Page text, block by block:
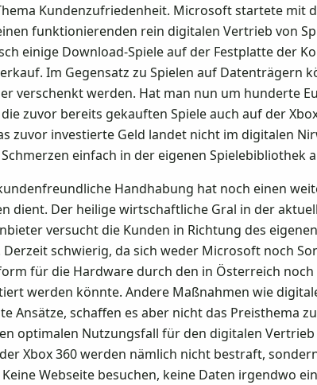
Kundenzufriedenheit. Microsoft startete mit
funktionierenden rein digitalen Vertrieb von
einige Download-Spiele auf der Festplatte der
Im Gegensatz zu Spielen auf
verschenkt werden. Hat man nun um hunderte
zuvor bereits gekauften Spiele auch auf der
zuvor investierte Geld landet nicht im digitalen
einfach in der eigenen Spielebibliothek
Handhabung hat noch einen
dient. Der heilige wirtschaftliche Gral in der
versucht die Kunden in Richtung des
schwierig, da sich weder Microsoft noch
für die Hardware durch den in Österreich
werden könnte. Andere Maßnahmen wie
Ansätze, schaffen es aber nicht das Preisthema
optimalen Nutzungsfall für den digitalen
Xbox 360 werden nämlich nicht bestraft,
Webseite besuchen, keine Daten irgendwo